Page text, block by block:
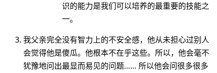
识的能力是我们可以培养的最重要的技能之
一。
我父亲完全没有智力上的不安全感，他从未担心过别人
会觉得他是傻瓜。他根本不在乎这些。所以，他会毫不
犹豫地问出最显而易见的问题…… 所以他会问很多很多